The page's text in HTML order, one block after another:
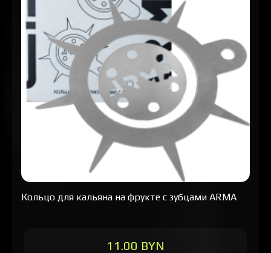
Кольцо для кальяна на фрукте с зубцами ARMA
11.00 BYN